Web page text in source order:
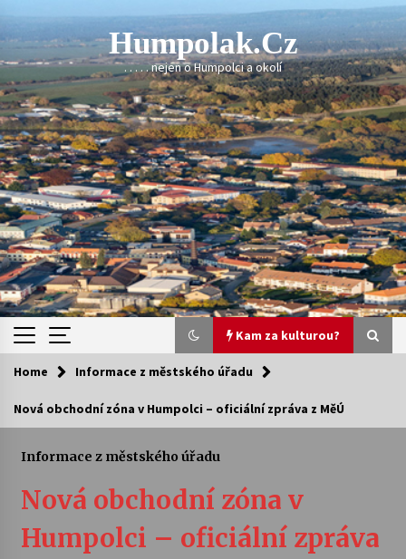
content
Humpolak.cz
. . . . . nejen o Humpolci a okolí
Kam za kulturou?
Kam za kulturou?
Sukuba Ensemble
kapkou
Home Informace z městského úřadu
Nová obchodní zóna v Humpolci – oficiální zpráva z MěÚ
Informace z městského úřadu
Nová obchodní zóna v
Humpolci – oficiální zpráva